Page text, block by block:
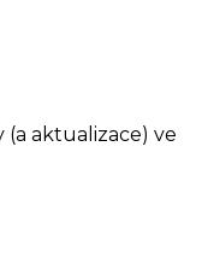
(a aktualizace) ve